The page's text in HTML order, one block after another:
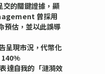
的關鍵證據，顯
曾採用
估，並以此誤導
呈現市況，代幣化
140%
達自我的「漣漪效